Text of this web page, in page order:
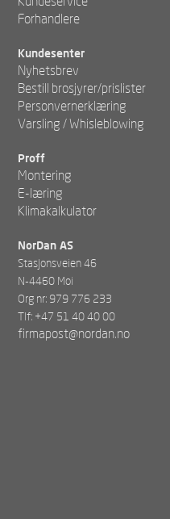
Forhandlere
Kundesenter
Nyhetsbrev
Bestill brosjyrer/prislister
Personvernerklæring
Varsling / Whisleblowing
Proff
Montering
E-læring
Klimakalkulator
NorDan AS
Stasjonsveien 46
N-4460 Moi
Org nr: 979 776 233
Tlf: +47 51 40 40 00
firmapost@nordan.no